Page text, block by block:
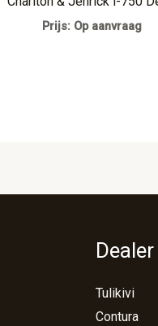
Prijs: Op aanvraag
Tulikivi
Contura